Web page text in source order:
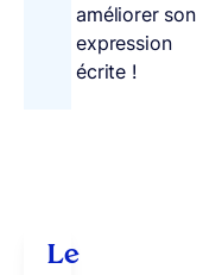
améliorer son
expression
écrite !
Le